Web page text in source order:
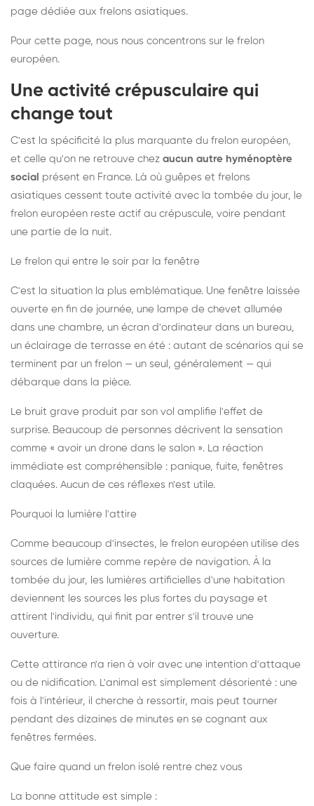
page dédiée aux frelons asiatiques.
Pour cette page, nous nous concentrons sur le frelon
européen.
Une activité crépusculaire qui
change tout
C'est la spécificité la plus marquante du frelon européen,
et celle qu'on ne retrouve chez aucun autre hyménoptère
social présent en France. Là où guêpes et frelons
asiatiques cessent toute activité avec la tombée du jour, le
frelon européen reste actif au crépuscule, voire pendant
une partie de la nuit.
Le frelon qui entre le soir par la fenêtre
C'est la situation la plus emblématique. Une fenêtre laissée
ouverte en fin de journée, une lampe de chevet allumée
dans une chambre, un écran d'ordinateur dans un bureau,
un éclairage de terrasse en été : autant de scénarios qui se
terminent par un frelon — un seul, généralement — qui
débarque dans la pièce.
Le bruit grave produit par son vol amplifie l'effet de
surprise. Beaucoup de personnes décrivent la sensation
comme « avoir un drone dans le salon ». La réaction
immédiate est compréhensible : panique, fuite, fenêtres
claquées. Aucun de ces réflexes n'est utile.
Pourquoi la lumière l'attire
Comme beaucoup d'insectes, le frelon européen utilise des
sources de lumière comme repère de navigation. À la
tombée du jour, les lumières artificielles d'une habitation
deviennent les sources les plus fortes du paysage et
attirent l'individu, qui finit par entrer s'il trouve une
ouverture.
Cette attirance n'a rien à voir avec une intention d'attaque
ou de nidification. L'animal est simplement désorienté : une
fois à l'intérieur, il cherche à ressortir, mais peut tourner
pendant des dizaines de minutes en se cognant aux
fenêtres fermées.
Que faire quand un frelon isolé rentre chez vous
La bonne attitude est simple :